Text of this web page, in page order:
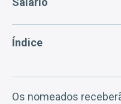
Índice
Os nomeados